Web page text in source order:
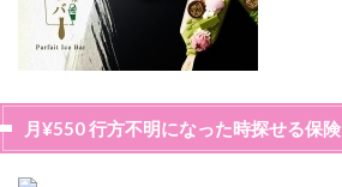
月¥550 行方不明になった時探せる保険